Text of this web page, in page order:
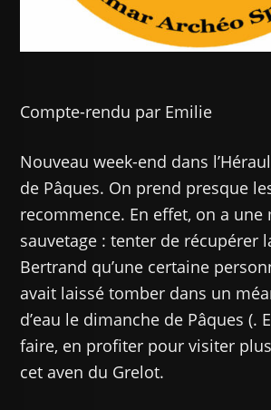
Compte-rendu par Emilie
Nouveau week-end dans
de Pâques. On prend presque
recommence. En effet, on a une
sauvetage : tenter de récupérer
Bertrand qu’une certaine
avait laissé tomber dans un
d’eau le dimanche de Pâques (.
faire, en profiter pour visiter
cet aven du Grelot.